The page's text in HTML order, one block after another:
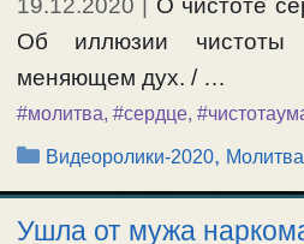
19.12.2020
О чистоте
Об иллюзии
меняющем дух. / …
#молитва, #сердце,
Рубрики
Видеоролики-2020, Молитва
Ушла от мужа